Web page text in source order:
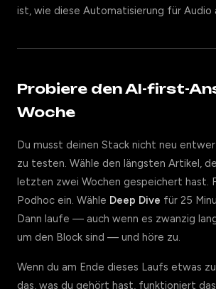
ist, wie diese Automatisierung für Audio
Probiere den AI-first-
Woche
Du musst deinen Stack nicht neu
zu testen. Wähle den längsten Artikel,
letzten zwei Wochen gespeichert hast.
Podhoc ein. Wähle Deep Dive für 25
Dann laufe — auch wenn es zwanzig
um den Block sind — und höre zu.
Wenn du am Ende dieses Laufs etwas
das, was du gehört hast, funktioniert